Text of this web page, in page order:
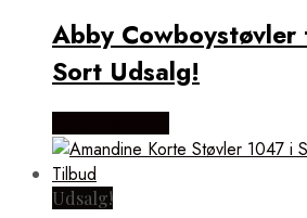
Abby
Sort Udsalg!
Udsalg!